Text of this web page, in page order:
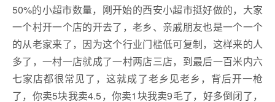
50%的小超市数量，刚开始的西安小超市挺好做的，大家
一个村开一个店的开去了，老乡、亲戚朋友也是一个一个
的从老家来了，因为这个行业门槛低可复制，这样来的人
多了，一村一店就成了一村两店三店，到最后一百米内六
七家店都很常见了，这就成了老乡见老乡，背后开一枪
了，你卖5块我卖4.5，你卖1块我卖9毛了，好多倒闭了，